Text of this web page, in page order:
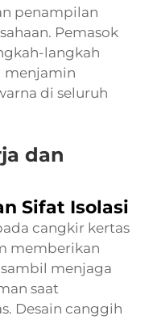
penampilan
Pemasok
langkah
menjamin
di seluruh
dan
Sifat Isolasi
cangkir kertas
memberikan
menjaga
saat
Desain canggih